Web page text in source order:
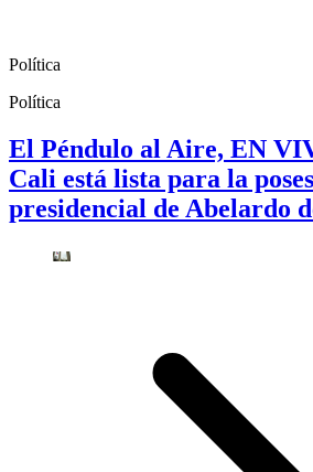
Política
Política
El Péndulo al Aire, EN
Cali está lista para la
presidencial de Abelardo